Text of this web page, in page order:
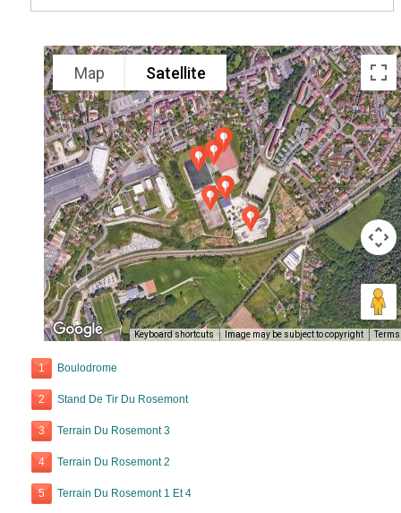
Map Satellite
Keyboard shortcuts Image may be subject to copyright Terms
1 Boulodrome
2 Stand De Tir Du Rosemont
3 Terrain Du Rosemont 3
4 Terrain Du Rosemont 2
5 Terrain Du Rosemont 1 Et 4